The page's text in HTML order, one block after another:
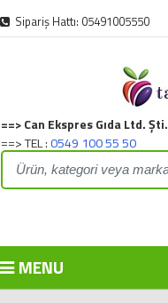
Sipariş Hattı: 05491005550
Can Ekspres Gıda Ltd. Şti.
TEL :0549 100 55 50
MENU